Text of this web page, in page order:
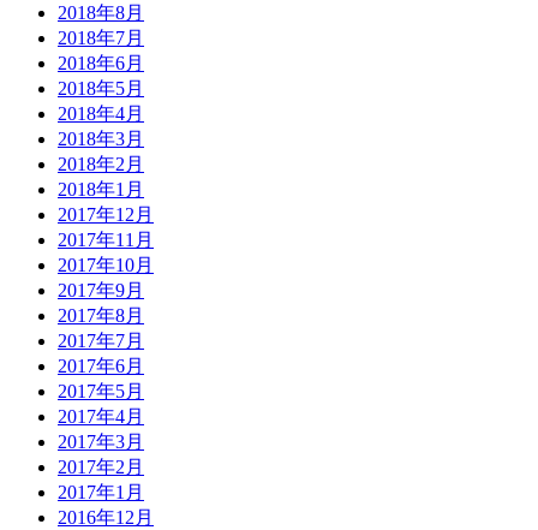
2018年8月
2018年7月
2018年6月
2018年5月
2018年4月
2018年3月
2018年2月
2018年1月
2017年12月
2017年11月
2017年10月
2017年9月
2017年8月
2017年7月
2017年6月
2017年5月
2017年4月
2017年3月
2017年2月
2017年1月
2016年12月